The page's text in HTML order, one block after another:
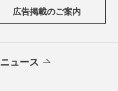
広告掲載のご案内
ニュース